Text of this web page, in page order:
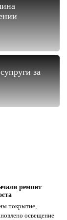
за
ремонт
покрытие,
освещение